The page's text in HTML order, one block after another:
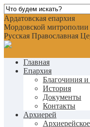
Ардатовская епархия
Мордовской митрополии
Русская Православная
Главная
Епархия
Благочиния
История
Документы
Контакты
Архиерей